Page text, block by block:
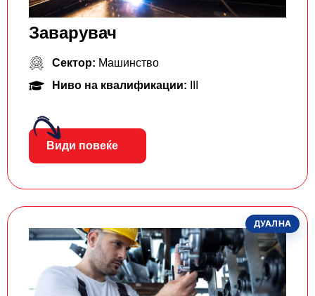
Заварувач
Сектор: Машинство
Ниво на квалификации:
Види повеќе
ДУАЛНА